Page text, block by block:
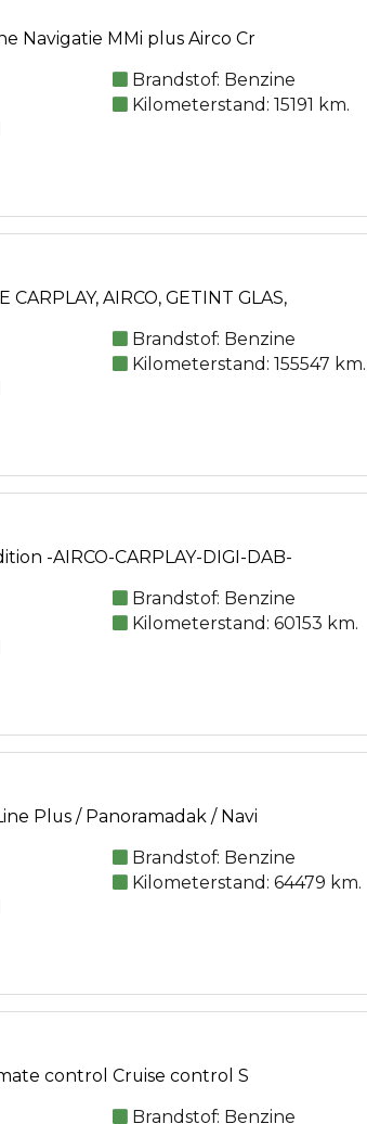
Navigatie MMi plus Airco Cr
Brandstof: Benzine
Kilometerstand: 15191 km.
AIRCO, GETINT GLAS,
Brandstof: Benzine
Kilometerstand: 155547 km.
-AIRCO-CARPLAY-DIGI-DAB-
Brandstof: Benzine
Kilometerstand: 60153 km.
Plus / Panoramadak / Navi
Brandstof: Benzine
Kilometerstand: 64479 km.
control Cruise control S
Brandstof: Benzine